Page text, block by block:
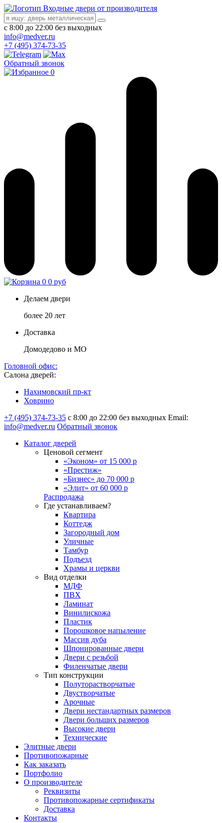
Входные двери от производителя
с 8:00 до 22:00 без выходных
info@medver.ru
+7 (495) 374-73-35
Обратный звонок
0
0 0 руб
Делаем двери
более 20 лет
Доставка
Домодедово и МО
Головной офис:
Салона дверей:
Нахимовский пр-кт
Ховрино
+7 (495) 374-73-35 с 8:00 до 22:00 без выходных Email:
info@medver.ru Обратный звонок
Каталог дверей
Ценовой сегмент
«Эконом» от 15 000 р
«Престиж»
«Бизнес» до 70 000 р
«Элит» от 60 000 р
Распродажа
Где устанавливаем?
Квартира
Коттедж
Загородный дом
Уличные
Тамбур
Подъезд
Храмы и церкви
Вид отделки
МДФ
ПВХ
Ламинат
Винилискожа
Пластик
Порошковое напыление
Массив дуба
Шпонированные двери
Двери с резьбой
Филенчатые двери
Тип конструкции
Полуторастворчатые
Двустворчатые
Арочные
Двери нестандартных размеров
Двери больших размеров
Высокие двери
Технические
Элитные двери
Противопожарные
Как заказать
Портфолио
О производителе
Реквизиты
Противопожарные сертификаты
Доставка
Контакты